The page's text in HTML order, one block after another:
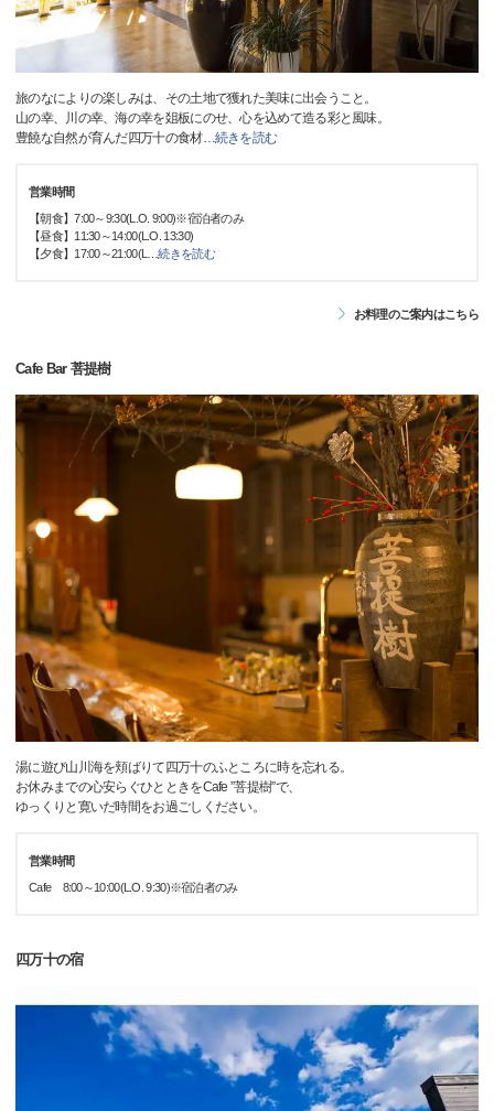
旅のなによりの楽しみは、その土地で獲れた美味に出会うこと。
山の幸、川の幸、海の幸を爼板にのせ、心を込めて造る彩と風味。
豊饒な自然が育んだ四万十の食材…続きを読む
営業時間
【朝食】7:00～9:30(L.O. 9:00)※宿泊者のみ
【昼食】11:30～14:00(L.O. 13:30)
【夕食】17:00～21:00(L
…続きを読む
お料理のご案内はこちら
Cafe Bar 菩提樹
湯に遊び山川海を頬ばりて四万十のふところに時を忘れる。
お休みまでの心安らぐひとときをCafe ”菩提樹”で、
ゆっくりと寛いだ時間をお過ごしください。
営業時間
Cafe 8:00～10:00(L.O. 9:30)※宿泊者のみ
四万十の宿